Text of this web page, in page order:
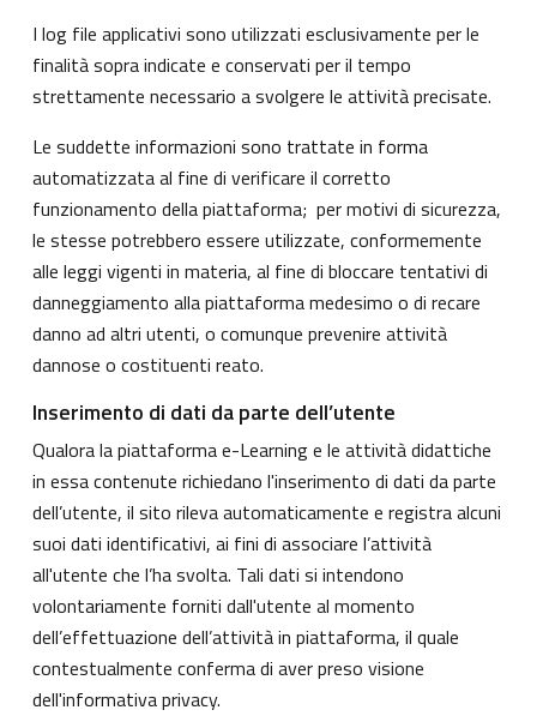
I log file applicativi sono utilizzati esclusivamente per le
finalità sopra indicate e conservati per il tempo
strettamente necessario a svolgere le attività precisate.
Le suddette informazioni sono trattate in forma
automatizzata al fine di verificare il corretto
funzionamento della piattaforma; per motivi di sicurezza,
le stesse potrebbero essere utilizzate, conformemente
alle leggi vigenti in materia, al fine di bloccare tentativi di
danneggiamento alla piattaforma medesimo o di recare
danno ad altri utenti, o comunque prevenire attività
dannose o costituenti reato.
Inserimento di dati da parte dell’utente
Qualora la piattaforma e-Learning e le attività didattiche
in essa contenute richiedano l'inserimento di dati da parte
dell’utente, il sito rileva automaticamente e registra alcuni
suoi dati identificativi, ai fini di associare l’attività
all'utente che l’ha svolta. Tali dati si intendono
volontariamente forniti dall'utente al momento
dell’effettuazione dell’attività in piattaforma, il quale
contestualmente conferma di aver preso visione
dell'informativa privacy.